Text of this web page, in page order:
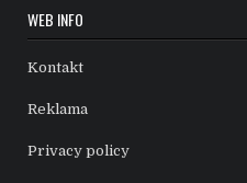
WEB INFO
Kontakt
Reklama
Privacy policy